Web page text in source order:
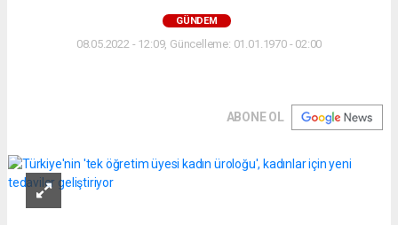
GÜNDEM
08.05.2022 - 12:09, Güncelleme: 01.01.1970 - 02:00
ABONE OL